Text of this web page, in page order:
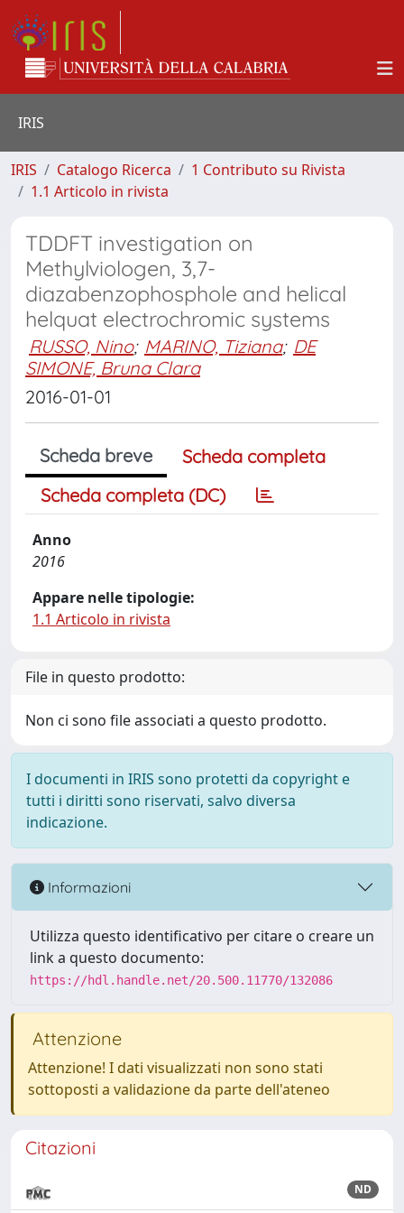
IRIS
IRIS Catalogo Ricerca
1 Contributo su Rivista
1.1 Articolo in rivista
TDDFT investigation on
Methylviologen, 3,7-
diazabenzophosphole and helical
helquat electrochromic systems
RUSSO, Nino; MARINO, Tiziana; DE
SIMONE, Bruna Clara
2016-01-01
Scheda breve
Scheda completa
Scheda completa (DC)
Anno
2016
Appare nelle tipologie:
1.1 Articolo in rivista
File in questo prodotto:
Non ci sono file associati a questo prodotto.
I documenti in IRIS sono protetti da copyright e
tutti i diritti sono riservati, salvo diversa
indicazione.
Informazioni
Utilizza questo identificativo per citare o creare un
link a questo documento:
https://hdl.handle.net/20.500.11770/132086
Attenzione
Attenzione! I dati visualizzati non sono stati
sottoposti a validazione da parte dell'ateneo
Citazioni
ND